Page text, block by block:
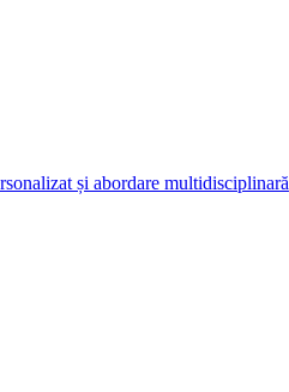
și abordare multidisciplinară